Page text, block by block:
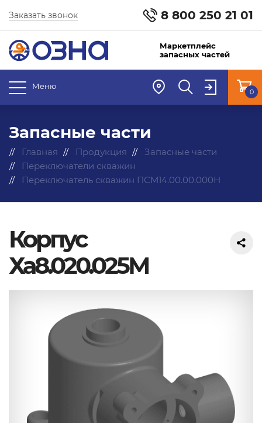
8 800 250 21 01
Заказать звонок
Маркетплейс
запасных частей
Меню
0
Запасные части
Главная Продукция
Запасные части
Переключатели скважин
Переключатель скважин ПСМ14.00.00.000Н
Корпус
Ха8.020.025М